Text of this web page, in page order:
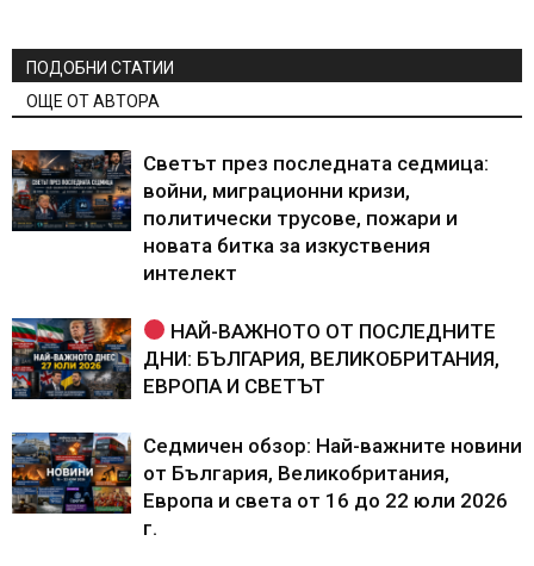
ПОДОБНИ СТАТИИ
ОЩЕ ОТ АВТОРА
Светът през последната седмица:
войни, миграционни кризи,
политически трусове, пожари и
новата битка за изкуствения
интелект
НАЙ-ВАЖНОТО ОТ ПОСЛЕДНИТЕ
ДНИ: БЪЛГАРИЯ, ВЕЛИКОБРИТАНИЯ,
ЕВРОПА И СВЕТЪТ
Седмичен обзор: Най-важните новини
от България, Великобритания,
Европа и света от 16 до 22 юли 2026
г.